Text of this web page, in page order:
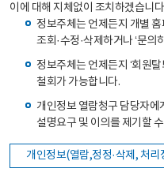
이에 대해 지체없이 조치하겠습니
정보주체는 언제든지 개별 홈
조회·수정·삭제하거나 ‘문의
정보주체는 언제든지 ‘회원
철회가 가능합니다.
개인정보 열람청구 담당자에
설명요구 및 이의를 제기할
개인정보(열람,정정·삭제, 처